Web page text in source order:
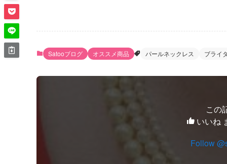
Satooブログ オススメ商品 パールネックレス ブライ
この
いいね
Follow